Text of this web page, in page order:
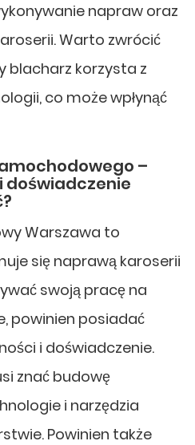
napraw oraz
Warto zwrócić
blacharz korzysta z
co może wpłynąć
–
doświadczenie
Warszawa to
się naprawą karoserii
swoją pracę na
powinien posiadać
i doświadczenie.
znać budowę
i narzędzia
Powinien także